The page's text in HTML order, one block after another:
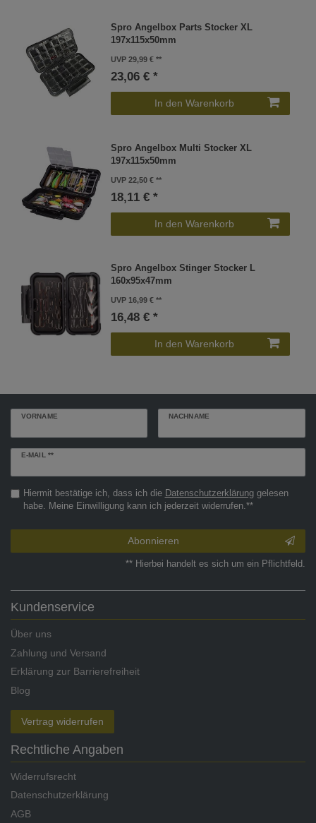
Spro Angelbox Parts Stocker XL
197x115x50mm
UVP 29,99 €
23,06 € *
In den Warenkorb
Spro Angelbox Multi Stocker XL
197x115x50mm
UVP 22,50 €
18,11 € *
In den Warenkorb
Spro Angelbox Stinger Stocker L
160x95x47mm
UVP 16,99 €
16,48 € *
In den Warenkorb
VORNAME NACHNAME
E-MAIL **
Newsletter
Hiermit bestätige ich, dass ich die Daten­schutz­erklärunggelesen
habe. Meine Einwilligung kann ich jederzeit widerrufen.**
Abonnieren
** Hierbei handelt es sich um ein Pflichtfeld.
Kundenservice
Über uns
Zahlung und Versand
Erklärung zur Barrierefreiheit
Blog
Vertrag widerrufen
Rechtliche Angaben
Widerrufsrecht
Datenschutzerklärung
AGB